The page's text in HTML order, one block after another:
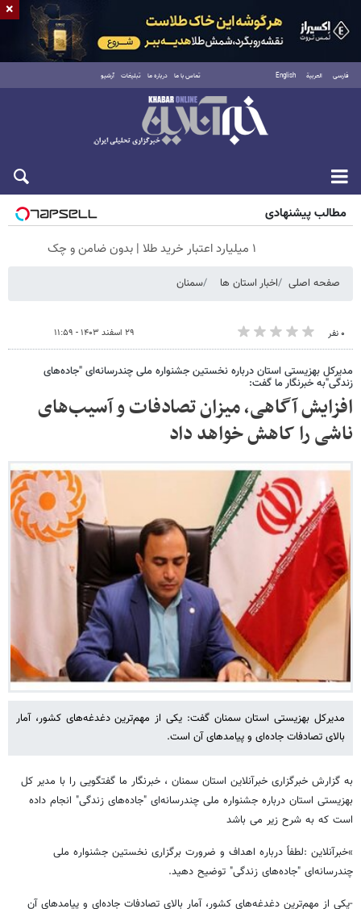
فارسی العربية English تماس با ما درباره ما تبلیغات آرشیو
شنبه ۱۷ مرداد ۱۴۰۵
مطالب پیشنهادی
۱ میلیارد اعتبار خرید طلا | بدون ضامن و چک
صفحه اصلی اخبار استان ها سمنان
۰ نفر ۲۹ اسفند ۱۴۰۳ - ۱۱:۵۹
مدیرکل بهزیستی استان درباره نخستین جشنواره ملی چندرسانه‌ای "جاده‌های
زندگی"به خبرنگار ما گفت:
افزایش آگاهی، میزان تصادفات و آسیب‌های
ناشی را کاهش خواهد داد
مدیرکل بهزیستی استان سمنان گفت: یکی از مهم‌ترین دغدغه‌های کشور، آمار
بالای تصادفات جاده‌ای و پیامدهای آن است.
به گزارش خبرگزاری خبرآنلاین استان سمنان ، خبرنگار ما گفتگویی را با مدیر کل
بهزیستی استان درباره جشنواره ملی چندرسانه‌ای "جاده‌های زندگی" انجام داده
است که به شرح زیر می باشد
»خبرآنلاین :لطفاً درباره اهداف و ضرورت برگزاری نخستین جشنواره ملی
چندرسانه‌ای "جاده‌های زندگی" توضیح دهید.
-یکی از مهم‌ترین دغدغه‌های کشور، آمار بالای تصادفات جاده‌ای و پیامدهای آن
×